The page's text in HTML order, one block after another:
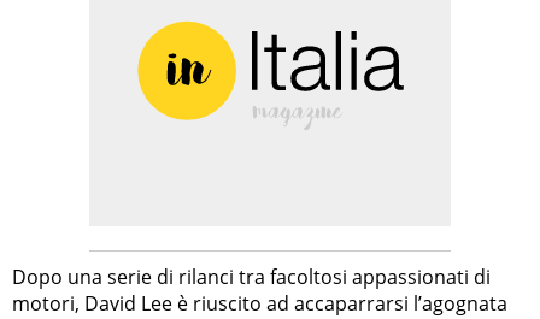
Dopo una serie di rilanci tra facoltosi appassionati di
motori, David Lee è riuscito ad accaparrarsi l’agognata